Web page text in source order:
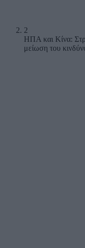
2
ΗΠΑ και Κίνα:
μείωση του